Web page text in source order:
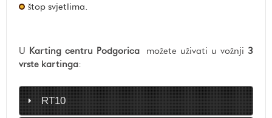
štop svjetlima.
U Karting centru Podgorica možete uživati u vožnji 3
vrste kartinga:
RT10